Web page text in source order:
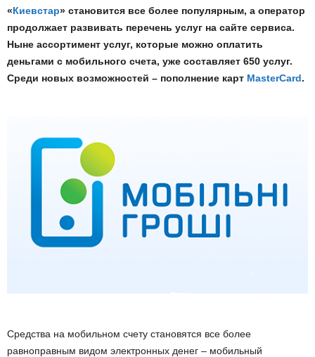
«Киевстар» становится все более популярным, а оператор
продолжает развивать перечень услуг на сайте сервиса.
Ныне ассортимент услуг, которые можно оплатить
деньгами с мобильного счета, уже составляет 650 услуг.
Среди новых возможностей – пополнение карт MasterCard.
Средства на мобильном счету становятся все более
равноправным видом электронных денег – мобильный